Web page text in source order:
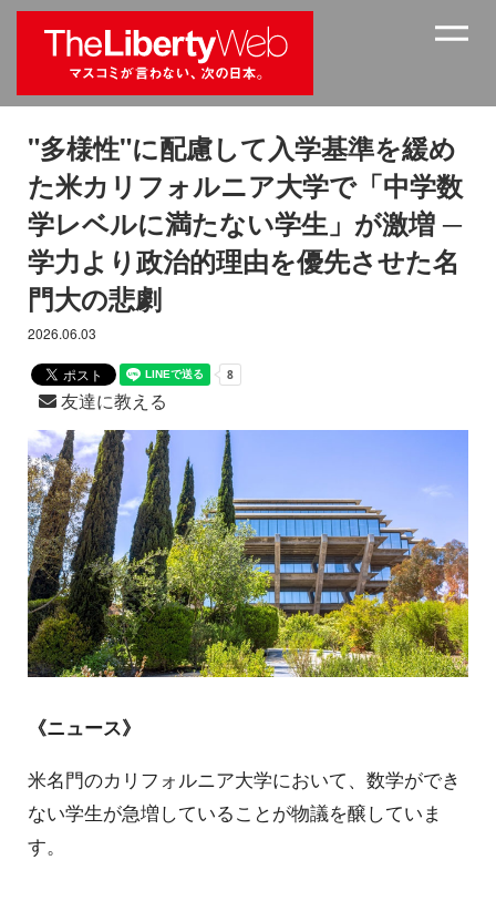
"多様性"に配慮して入学基準を緩め
た米カリフォルニア大学で「中学数
学レベルに満たない学生」が激増 ─
学力より政治的理由を優先させた名
門大の悲劇
2026.06.03
友達に教える
《ニュース》
米名門のカリフォルニア大学において、数学ができ
ない学生が急増していることが物議を醸していま
す。